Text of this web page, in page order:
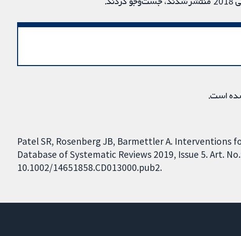
است.
Patel SR, Rosenberg JB, Barmettler A. Interventions
Database of Systematic Reviews 2019, Issue 5. Art.
10.1002/14651858.CD013000.pub2.